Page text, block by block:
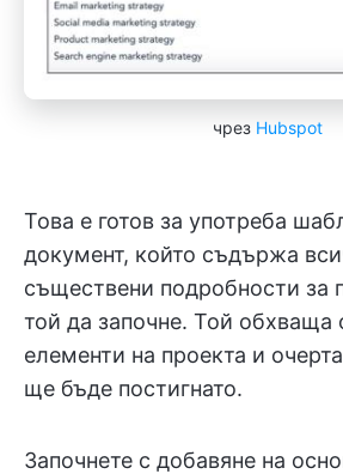
чрез Hubspot
Това е готов за употреба
документ, който съдържа
съществени подробности за
той да започне. Той обхваща
елементи на проекта и
ще бъде постигнато.
Започнете с добавяне на